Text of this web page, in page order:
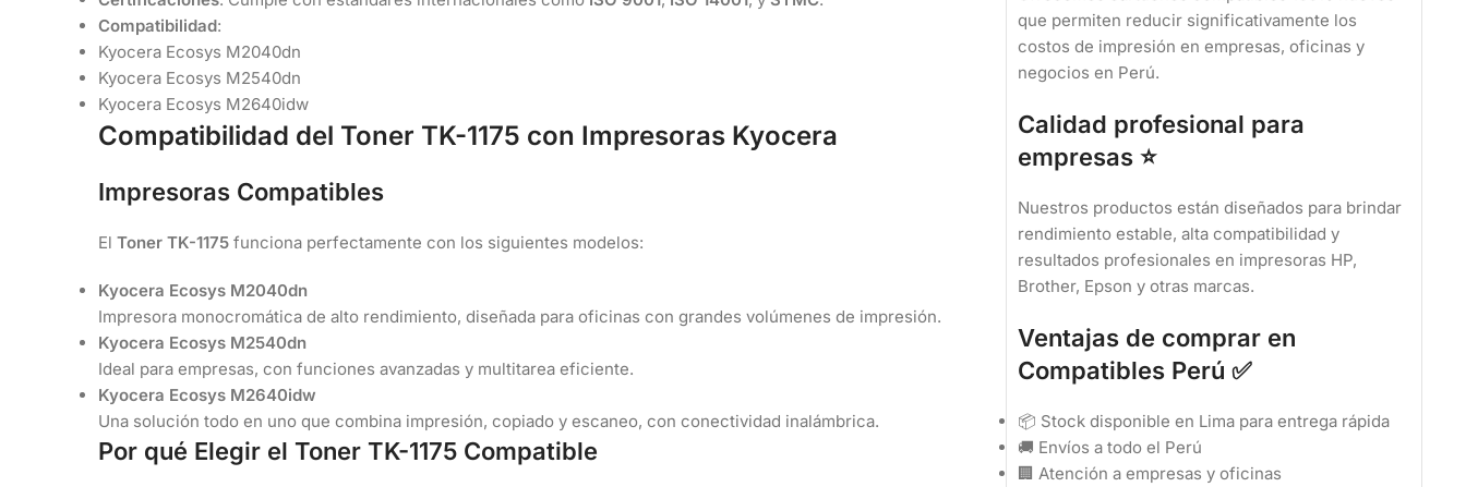
Compatibilidad:
Kyocera Ecosys M2040dn
Kyocera Ecosys M2540dn
Kyocera Ecosys M2640idw
Compatibilidad del Toner TK-1175 con Impresoras Kyocera
Impresoras Compatibles
El Toner TK-1175 funciona perfectamente con los siguientes modelos:
Kyocera Ecosys M2040dn
Impresora monocromática de alto rendimiento, diseñada para oficinas con grandes volúmenes de impresión.
Kyocera Ecosys M2540dn
Ideal para empresas, con funciones avanzadas y multitarea eficiente.
Kyocera Ecosys M2640idw
Una solución todo en uno que combina impresión, copiado y escaneo, con conectividad inalámbrica.
Por qué Elegir el Toner TK-1175 Compatible
que permiten reducir significativamente los
costos de impresión en empresas, oficinas y
negocios en Perú.
Calidad profesional para
empresas ⭐
Nuestros productos están diseñados para brindar
rendimiento estable, alta compatibilidad y
resultados profesionales en impresoras HP,
Brother, Epson y otras marcas.
Ventajas de comprar en
Compatibles Perú ✅
📦 Stock disponible en Lima para entrega rápida
🚚 Envíos a todo el Perú
🏢 Atención a empresas y oficinas